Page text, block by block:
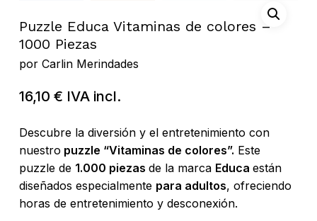
Puzzle Educa Vitaminas de colores –
1000 Piezas
por Carlin Merindades
16,10 € IVA incl.
Descubre la diversión y el entretenimiento con
nuestro puzzle “Vitaminas de colores”. Este
puzzle de 1.000 piezas de la marca Educa están
diseñados especialmente para adultos, ofreciendo
horas de entretenimiento y desconexión.